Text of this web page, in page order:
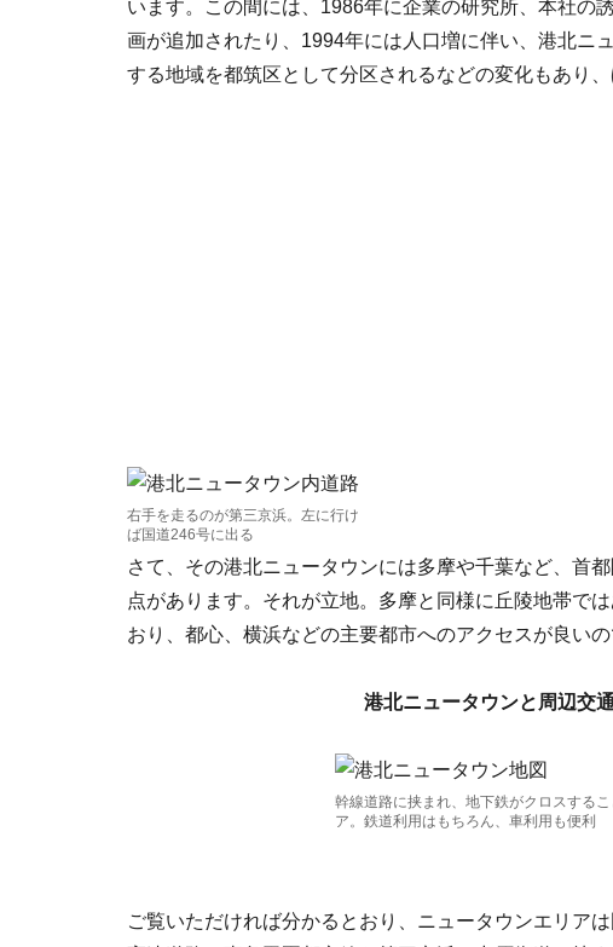
います。この間には、1986年に企業の研究所、本社の
画が追加されたり、1994年には人口増に伴い、港北ニ
する地域を都筑区として分区されるなどの変化もあり
右手を走るのが第三京浜。左に行け
ば国道246号に出る
さて、その港北ニュータウンには多摩や千葉など、首
点があります。それが立地。多摩と同様に丘陵地帯で
おり、都心、横浜などの主要都市へのアクセスが良い
港北ニュータウンと周辺交
幹線道路に挟まれ、地下鉄がクロスする
ア。鉄道利用はもちろん、車利用も便利
ご覧いただければ分かるとおり、ニュータウンエリア